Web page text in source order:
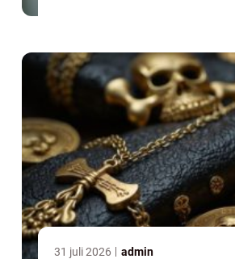
31 juli 2026 admin